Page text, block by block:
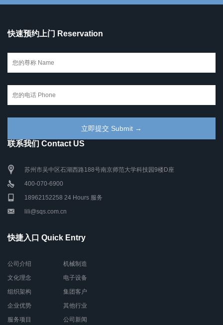
快速预约上门 Reservation
联系我们 Contact US
苏州市吴中区石湖西路188号南京师范大学科技园9楼D座
400-070-6900
18962152258 24 Hours 服务
lili@sqs.com.cn
快捷入口 Quick Entry
公司介绍
文化理念
组织架构
企业优势
服务项目
机械制造
电子设备
集团客户
其他行业
公司新闻